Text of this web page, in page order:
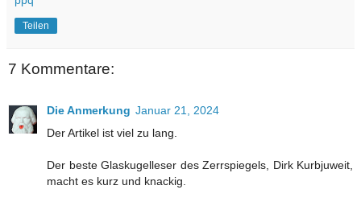
Teilen
7 Kommentare:
Die Anmerkung Januar 21, 2024
Der Artikel ist viel zu lang.
Der beste Glaskugelleser des Zerrspiegels, Dirk Kurbjuweit,
macht es kurz und knackig.